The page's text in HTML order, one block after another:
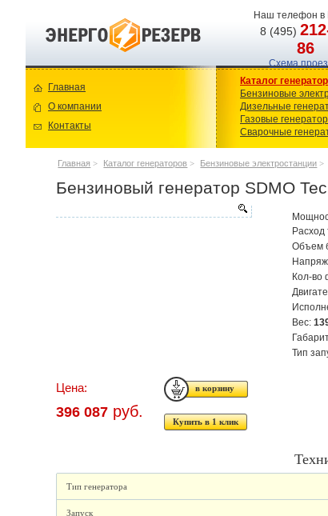
Наш телефон в
8 (495)
86
Схема
Главная
О компании
Контакты
Каталог
Бензиновые
Дизельные
Газовые
Сварочные
Главная > Каталог генераторов > Бензиновые электростанции >
Бензиновый генератор SDMO
Объем
Кол-во
Вес:
Тип
Цена:
396 087 руб.
Купить в 1 клик
Тип генератора
Запуск